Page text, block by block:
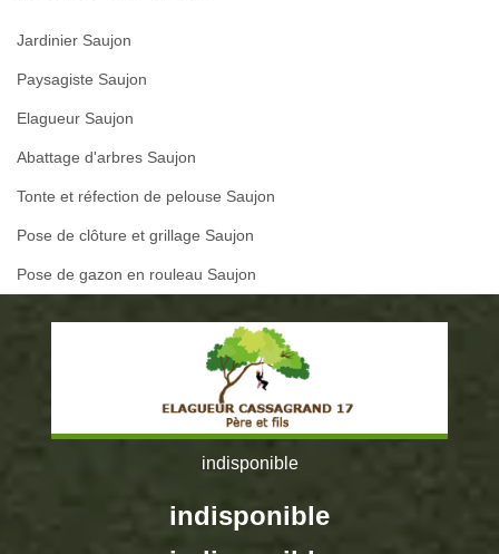
Jardinier Saujon
Paysagiste Saujon
Elagueur Saujon
Abattage d'arbres Saujon
Tonte et réfection de pelouse Saujon
Pose de clôture et grillage Saujon
Pose de gazon en rouleau Saujon
indisponible
indisponible